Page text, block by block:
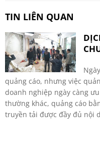
TIN LIÊN QUAN
quảng cáo, nhưng việc
doanh nghiệp ngày càng
thường khác, quảng cáo
truyền tải được đầy đủ nội